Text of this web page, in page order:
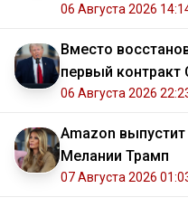
06 Августа 2026
Вместо
первый контракт
06 Августа 2026
Amazon
Мелании Трамп
07 Августа 2026